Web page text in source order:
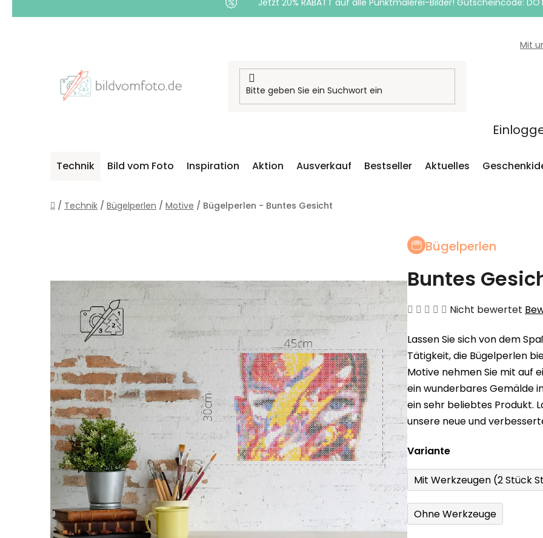
Jetzt 20% RABATT auf alle Punktmalerei-Bilder! Gutscheincode:
Mit
Technik Bild vom Foto Inspiration Aktion Ausverkauf Bestseller Aktuelles
Startseite
/ Technik / Bügelperlen / Motive / Bügelperlen - Buntes Gesicht
Bügelperlen
Buntes
Die
Produktbewertung
ist
0,0
von
5
Sternen.
Nicht bewertet
Lassen Sie sich von dem
Tätigkeit, die Bügelperlen
Motive nehmen Sie mit auf
ein wunderbares Gemälde
ein sehr beliebtes Produkt.
unsere neue und
Variante
Mit Werkzeugen (2 Stück
Ohne Werkzeuge